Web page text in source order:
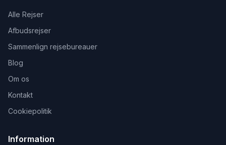
Alle Rejser
Afbudsrejser
Sammenlign rejsebureauer
Blog
Om os
Kontakt
Cookiepolitik
Information